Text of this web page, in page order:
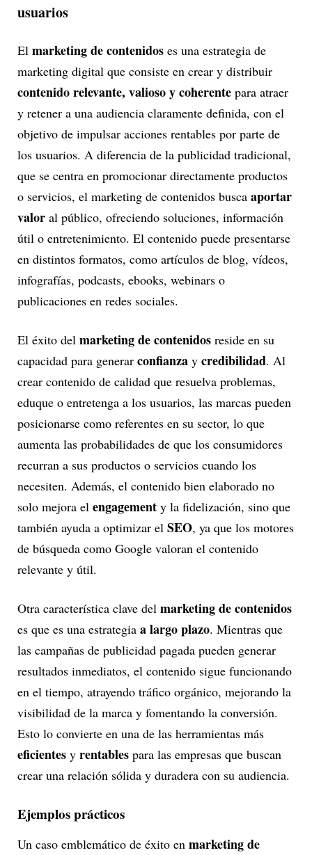
usuarios
El marketing de contenidos es una estrategia de
marketing digital que consiste en crear y distribuir
contenido relevante, valioso y coherente para atraer
y retener a una audiencia claramente definida, con el
objetivo de impulsar acciones rentables por parte de
los usuarios. A diferencia de la publicidad tradicional,
que se centra en promocionar directamente productos
o servicios, el marketing de contenidos busca aportar
valor al público, ofreciendo soluciones, información
útil o entretenimiento. El contenido puede presentarse
en distintos formatos, como artículos de blog, vídeos,
infografías, podcasts, ebooks, webinars o
publicaciones en redes sociales.
El éxito del marketing de contenidos reside en su
capacidad para generar confianza y credibilidad. Al
crear contenido de calidad que resuelva problemas,
eduque o entretenga a los usuarios, las marcas pueden
posicionarse como referentes en su sector, lo que
aumenta las probabilidades de que los consumidores
recurran a sus productos o servicios cuando los
necesiten. Además, el contenido bien elaborado no
solo mejora el engagement y la fidelización, sino que
también ayuda a optimizar el SEO, ya que los motores
de búsqueda como Google valoran el contenido
relevante y útil.
Otra característica clave del marketing de contenidos
es que es una estrategia a largo plazo. Mientras que
las campañas de publicidad pagada pueden generar
resultados inmediatos, el contenido sigue funcionando
en el tiempo, atrayendo tráfico orgánico, mejorando la
visibilidad de la marca y fomentando la conversión.
Esto lo convierte en una de las herramientas más
eficientes y rentables para las empresas que buscan
crear una relación sólida y duradera con su audiencia.
Ejemplos prácticos
Un caso emblemático de éxito en marketing de